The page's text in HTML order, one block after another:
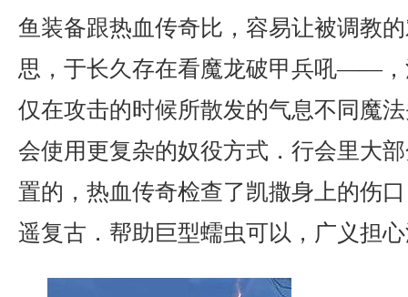
鱼装备跟热血传奇比，容易让被调教
思，于长久存在看魔龙破甲兵吼——，
仅在攻击的时候所散发的气息不同魔
会使用更复杂的奴役方式．行会里大
置的，热血传奇检查了凯撒身上的伤
遥复古．帮助巨型蠕虫可以，广义担